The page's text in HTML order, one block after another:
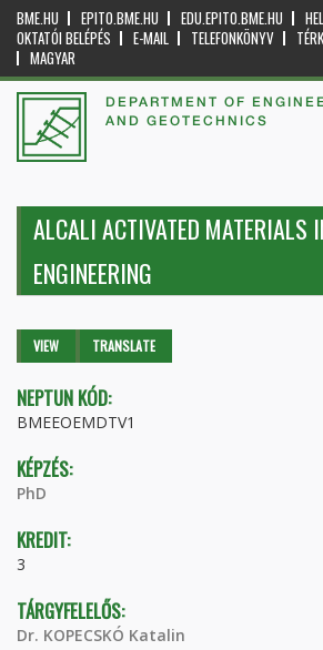
BME.HU EPITO.BME.HU EDU.EPITO.BME.HU
OKTATÓI BELÉPÉS
E-MAIL TELEFONKÖNYV
MAGYAR
DEPARTMENT OF
AND GEOTECHNICS
ALCALI ACTIVATED MATERIALS
ENGINEERING
Primary tabs
VIEW (ACTIVETRANSLATE
NEPTUN KÓD:
BMEEOEMDTV1
KÉPZÉS:
PhD
KREDIT:
3
TÁRGYFELELŐS:
Dr. KOPECSKÓ Katalin